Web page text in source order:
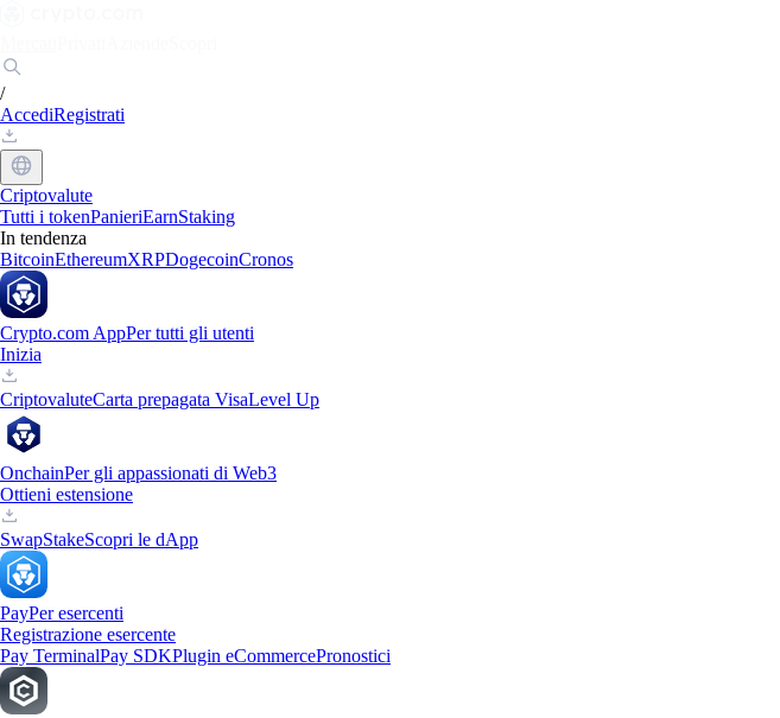
/
AccediRegistrati
Criptovalute
Tutti i tokenPanieriEarnStaking
In tendenza
BitcoinEthereumXRPDogecoinCronos
Crypto.com AppPer tutti gli utenti
Inizia
CriptovaluteCarta prepagata VisaLevel Up
OnchainPer gli appassionati di Web3
Ottieni estensione
SwapStakeScopri le dApp
PayPer esercenti
Registrazione esercente
Pay TerminalPay SDKPlugin eCommercePronostici